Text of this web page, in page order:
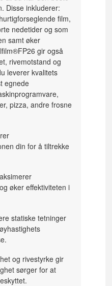
Disse inkluderer:
film,
nedetider og som
samt øker
gir også
rivemotstand og
leverer kvalitets
egnede
pizza, andre frosne
din for å tiltrekke
øker effektiviteten i
statiske tetninger
og rivestyrke gir
sørger for at